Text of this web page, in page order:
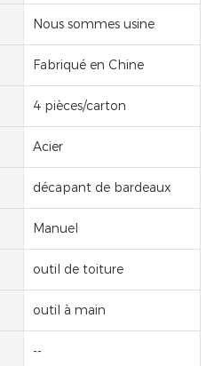
Nous sommes usine
Fabriqué en Chine
4 pièces/carton
Acier
décapant de bardeaux
Manuel
outil de toiture
outil à main
--